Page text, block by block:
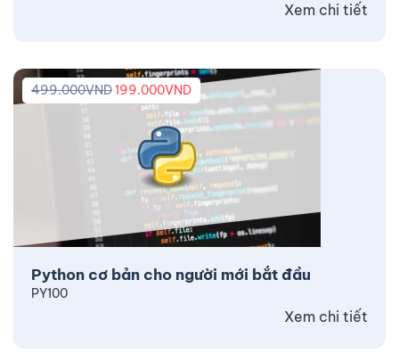
Xem chi tiết
Python cơ bản cho người mới bắt đầu
499.000VND199.000VND
PY100
Xem chi tiết